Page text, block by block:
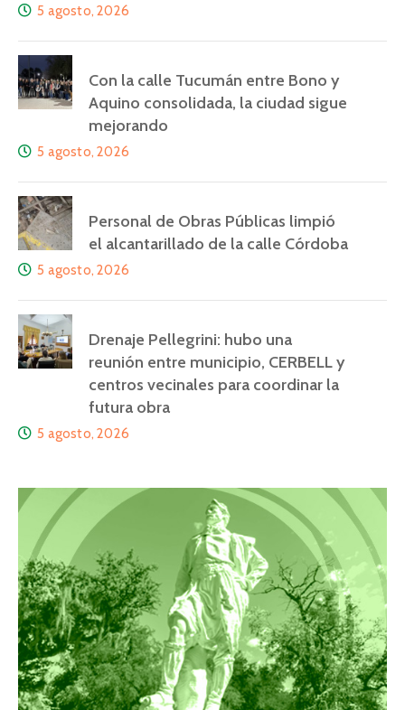
5 agosto, 2026
Con la calle Tucumán entre Bono y
Aquino consolidada, la ciudad sigue
mejorando
5 agosto, 2026
Personal de Obras Públicas limpió
el alcantarillado de la calle Córdoba
5 agosto, 2026
Drenaje Pellegrini: hubo una
reunión entre municipio, CERBELL y
centros vecinales para coordinar la
futura obra
5 agosto, 2026